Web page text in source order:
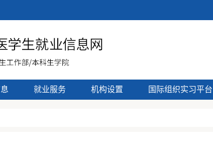
就业服务 机构设置 国际组织实习平台